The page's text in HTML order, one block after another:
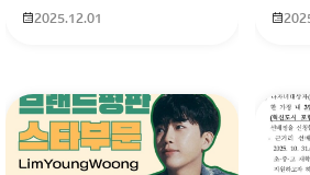
2025.12.01